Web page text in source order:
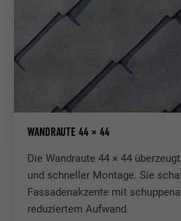
WANDRAUTE 44 × 44
Die Wandraute 44 × 44
und schneller Montage. Sie
Fassadenakzente mit
reduziertem Aufwand.